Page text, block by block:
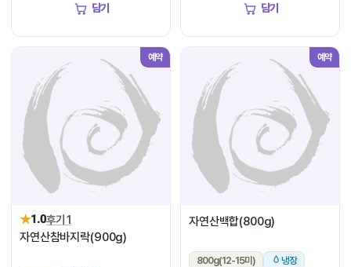
담기 담기
예약
★1.0후기 1
자연산참바지락(900g)
예약
자연산백합(800g)
800g(12-15미) 냉장